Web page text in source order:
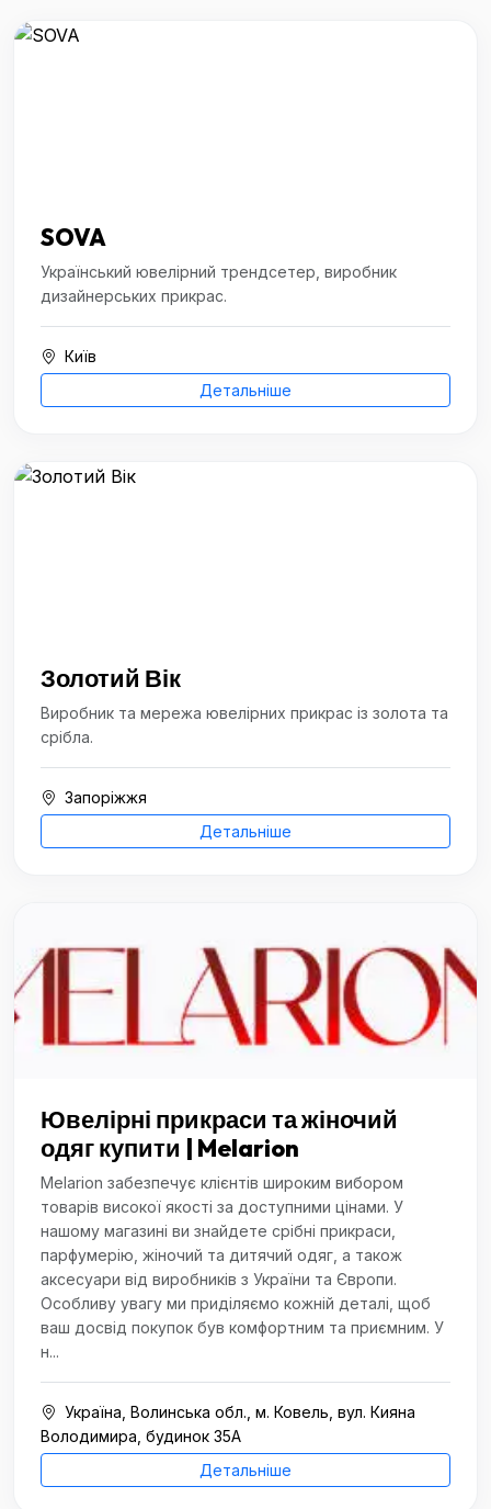
SOVA
Український ювелірний трендсетер, виробник
дизайнерських прикрас.
Київ
Детальніше
Золотий Вік
Виробник та мережа ювелірних прикрас із золота та
срібла.
Запоріжжя
Детальніше
Ювелірні прикраси та жіночий
одяг купити | Melarion
Melarion забезпечує клієнтів широким вибором
товарів високої якості за доступними цінами. У
нашому магазині ви знайдете срібні прикраси,
парфумерію, жіночий та дитячий одяг, а також
аксесуари від виробників з України та Європи.
Особливу увагу ми приділяємо кожній деталі, щоб
ваш досвід покупок був комфортним та приємним. У
н...
Україна, Волинська обл., м. Ковель, вул. Кияна
Володимира, будинок 35А
Детальніше